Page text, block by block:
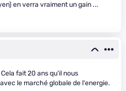
en verra vraiment un gain ...
fait 20 ans qu'il nous
le marché globale de l'energie.